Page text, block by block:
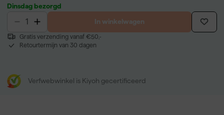
Dinsdag bezorgd
In winkelwagen
Gratis verzending vanaf €50,-
Retourtermijn van 30 dagen
Verfwebwinkel is Kiyoh gecertificeerd